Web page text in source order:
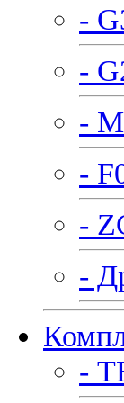
-
-
-
-
-
-
-